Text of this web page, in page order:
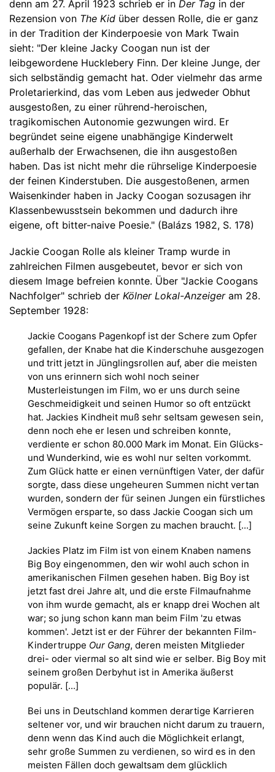
denn am 27. April 1923 schrieb er in Der Tag in der
Rezension von The Kid über dessen Rolle, die er ganz
in der Tradition der Kinderpoesie von Mark Twain
sieht: "Der kleine Jacky Coogan nun ist der
leibgewordene Hucklebery Finn. Der kleine Junge, der
sich selbständig gemacht hat. Oder vielmehr das arme
Proletarierkind, das vom Leben aus jedweder Obhut
ausgestoßen, zu einer rührend-heroischen,
tragikomischen Autonomie gezwungen wird. Er
begründet seine eigene unabhängige Kinderwelt
außerhalb der Erwachsenen, die ihn ausgestoßen
haben. Das ist nicht mehr die rührselige Kinderpoesie
der feinen Kinderstuben. Die ausgestoßenen, armen
Waisenkinder haben in Jacky Coogan sozusagen ihr
Klassenbewusstsein bekommen und dadurch ihre
eigene, oft bitter-naive Poesie." (Balázs 1982, S. 178)
Jackie Coogan Rolle als kleiner Tramp wurde in
zahlreichen Filmen ausgebeutet, bevor er sich von
diesem Image befreien konnte. Über "Jackie Coogans
Nachfolger" schrieb der Kölner Lokal-Anzeigeram 28.
September 1928:
Jackie Coogans Pagenkopf ist der Schere zum Opfer
gefallen, der Knabe hat die Kinderschuhe ausgezogen
und tritt jetzt in Jünglingsrollen auf, aber die meisten
von uns erinnern sich wohl noch seiner
Musterleistungen im Film, wo er uns durch seine
Geschmeidigkeit und seinen Humor so oft entzückt
hat. Jackies Kindheit muß sehr seltsam gewesen sein,
denn noch ehe er lesen und schreiben konnte,
verdiente er schon 80.000 Mark im Monat. Ein Glücks-
und Wunderkind, wie es wohl nur selten vorkommt.
Zum Glück hatte er einen vernünftigen Vater, der dafür
sorgte, dass diese ungeheuren Summen nicht vertan
wurden, sondern der für seinen Jungen ein fürstliches
Vermögen ersparte, so dass Jackie Coogan sich um
seine Zukunft keine Sorgen zu machen braucht. [...]
Jackies Platz im Film ist von einem Knaben namens
Big Boy eingenommen, den wir wohl auch schon in
amerikanischen Filmen gesehen haben. Big Boy ist
jetzt fast drei Jahre alt, und die erste Filmaufnahme
von ihm wurde gemacht, als er knapp drei Wochen alt
war; so jung schon kann man beim Film 'zu etwas
kommen'. Jetzt ist er der Führer der bekannten Film-
Kindertruppe Our Gang, deren meisten Mitglieder
drei- oder viermal so alt sind wie er selber. Big Boy mit
seinem großen Derbyhut ist in Amerika äußerst
populär. [...]
Bei uns in Deutschland kommen derartige Karrieren
seltener vor, und wir brauchen nicht darum zu trauern,
denn wenn das Kind auch die Möglichkeit erlangt,
sehr große Summen zu verdienen, so wird es in den
meisten Fällen doch gewaltsam dem glücklich